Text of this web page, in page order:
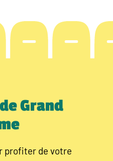
Grand
profiter de votre